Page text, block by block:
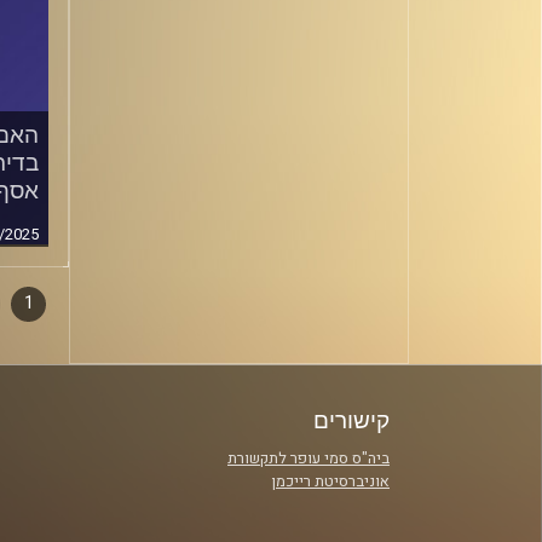
סגירה
1
קישורים
ביה"ס סמי עופר לתקשורת
אוניברסיטת רייכמן